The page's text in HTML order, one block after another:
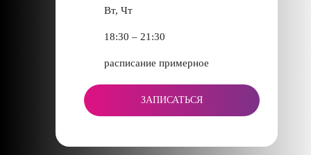
Вт, Чт
18:30 – 21:30
расписание примерное
ЗАПИСАТЬСЯ